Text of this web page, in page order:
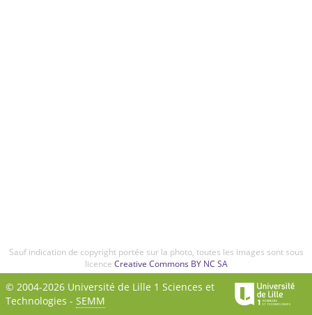
Sauf indication de copyright portée sur la photo, toutes les images sont sous
licence Creative Commons BY NC SA
© 2004-2026 Université de Lille 1 Sciences et
Technologies - SEMM